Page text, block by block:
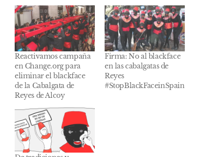
Reactivamos campaña
en Change.org para
eliminar el blackface
de la Cabalgata de
Reyes de Alcoy
Firma: No al blackface
en las cabalgatas de
Reyes
#StopBlackFaceinSpain